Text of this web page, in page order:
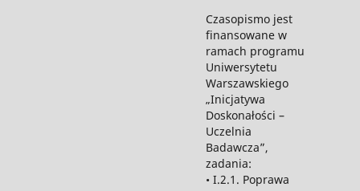
Czasopismo jest
finansowane w
ramach programu
Uniwersytetu
Warszawskiego
„Inicjatywa
Doskonałości –
Uczelnia
Badawcza”,
zadania:
• I.2.1. Poprawa